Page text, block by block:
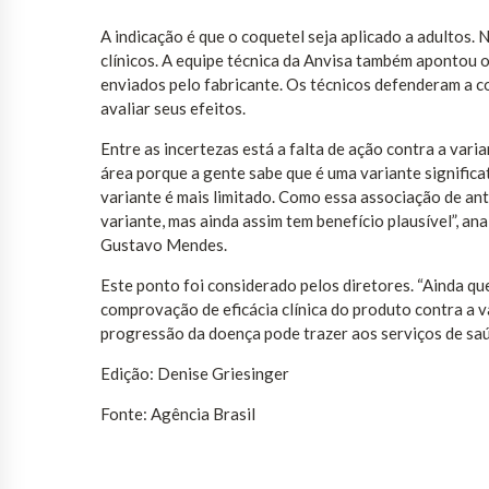
A indicação é que o coquetel seja aplicado a adultos.
clínicos. A equipe técnica da Anvisa também apontou
enviados pelo fabricante. Os técnicos defenderam a
avaliar seus efeitos.
Entre as incertezas está a falta de ação contra a
área porque a gente sabe que é uma variante
variante é mais limitado. Como essa associação de
variante, mas ainda assim tem benefício plausível”,
Gustavo Mendes.
Este ponto foi considerado pelos diretores. “Ainda
comprovação de eficácia clínica do produto contra a
progressão da doença pode trazer aos serviços de
Edição: Denise Griesinger
Fonte: Agência Brasil